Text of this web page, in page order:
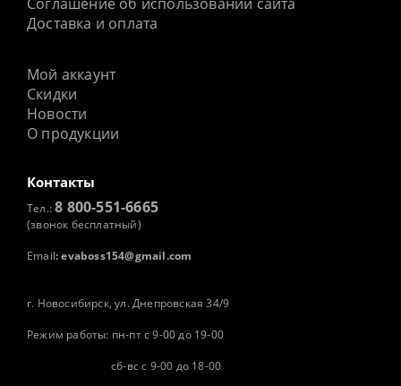
Соглашение об использовании сайта
Доставка и оплата
Мой аккаунт
Скидки
Новости
О продукции
Контакты
Тел.:8 800-551-6665
(звонок бесплатный)
Email: evaboss154@gmail.com
г. Новосибирск, ул. Днепровская 34/9
Режим работы: пн-пт с 9-00 до 19-00
сб-вс с 9-00 до 18-00